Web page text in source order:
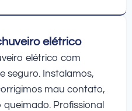
elétrico
elétrico com
seguro. Instalamos,
mau contato,
Profissional